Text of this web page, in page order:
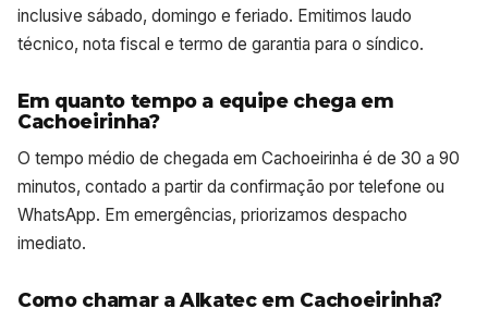
inclusive sábado, domingo e feriado. Emitimos laudo
técnico, nota fiscal e termo de garantia para o síndico.
Em quanto tempo a equipe chega em
Cachoeirinha?
O tempo médio de chegada em Cachoeirinha é de 30 a 90
minutos, contado a partir da confirmação por telefone ou
WhatsApp. Em emergências, priorizamos despacho
imediato.
Como chamar a Alkatec em Cachoeirinha?